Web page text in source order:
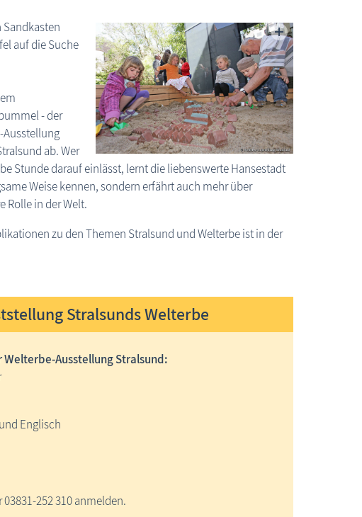
auf die Suche
- der
Ausstellung
ab. Wer
Stunde darauf einlässt, lernt die liebenswerte Hansestadt
Weise kennen, sondern erfährt auch mehr über
Rolle in der Welt.
zu den Themen Stralsund und Welterbe ist in der
Stralsunds Welterbe
Welterbe-Ausstellung Stralsund:
Englisch
252 310 anmelden.